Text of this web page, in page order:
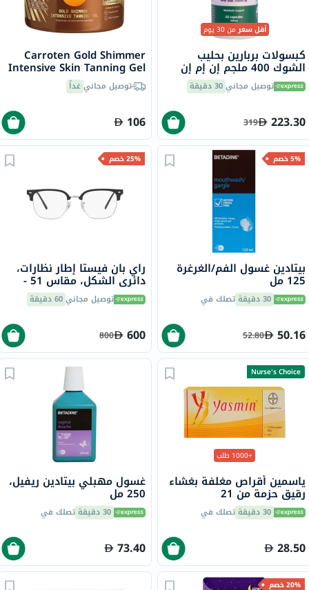
أقل سعرمن 30 يوم
كبسولات بربارين بحليب
الشوك 400 ملجم إن إم إن
بايو، لدعم الكبد - 60 كبسولة
توصيل مجاني30 دقيقة
223.30
319
Carroten Gold Shimmer
Intensive Skin Tanning Gel
150mlتوصيل مجانيغداً
106
5% خصم
بيتادين غسول الفم/الغرغرة
125 مل
30 دقيقة تصلك في
50.16
52.80
25% خصم
راي بان فيستا إطار نظارات،
دائري الشكل، مقاس 51 -
2000 RX7216 توصيل مجاني60 دقيقة
600
800
Nurse's Choice
+1000 طلب
ياسمين أقراص مغلفة بغشاء
رقيق حزمة من 21
30 دقيقة تصلك في
28.50
غسول مهبلي بيتادين ريفيل،
250 مل
30 دقيقة تصلك في
73.40
20% خصم